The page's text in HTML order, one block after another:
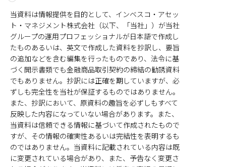
当資料は情報提供を目的として、インベスコ・アセッ
ト・マネジメント株式会社（以下、「当社」）が当社
グループの運用プロフェッショナルが日本語で作成し
たものあるいは、英文で作成した資料を抄訳し、要旨
の追加などを含む編集を行ったものであり、法令に基
づく開示書類でも金融商品取引契約の締結の勧誘資料
でもありません。抄訳には正確を期していますが、必
ずしも完全性を当社が保証するものではありません。
また、抄訳において、原資料の趣旨を必ずしもすべて
反映した内容になっていない場合があります。また、
当資料は信頼できる情報に基づいて作成されたもので
すが、その情報の確実性あるいは完結性を表明するも
のではありません。当資料に記載されている内容は既
に変更されている場合があり、また、予告なく変更さ